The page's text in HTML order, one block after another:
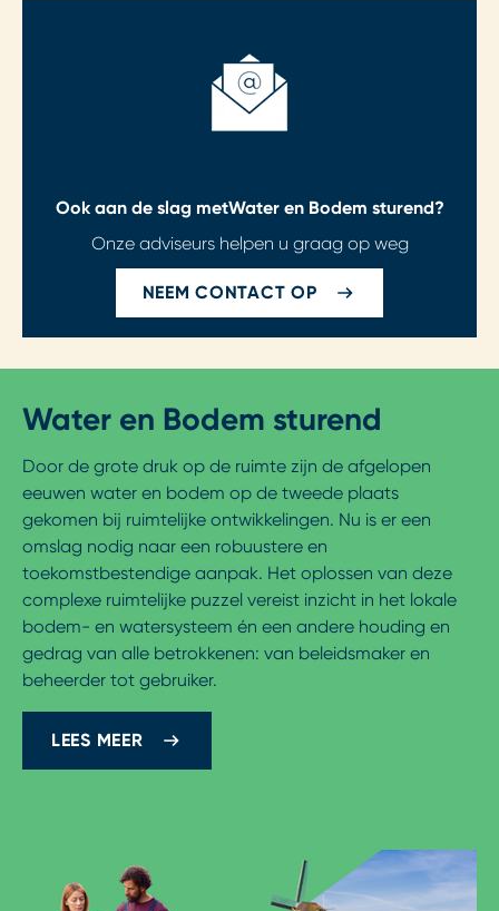
Ook aan de slag metWater en Bodem sturend?
Onze adviseurs helpen u graag op weg
NEEM CONTACT OP
Water en Bodem sturend
Door de grote druk op de ruimte zijn de afgelopen
eeuwen water en bodem op de tweede plaats
gekomen bij ruimtelijke ontwikkelingen. Nu is er een
omslag nodig naar een robuustere en
toekomstbestendige aanpak. Het oplossen van deze
complexe ruimtelijke puzzel vereist inzicht in het lokale
bodem- en watersysteem én een andere houding en
gedrag van alle betrokkenen: van beleidsmaker en
beheerder tot gebruiker.
LEES MEER